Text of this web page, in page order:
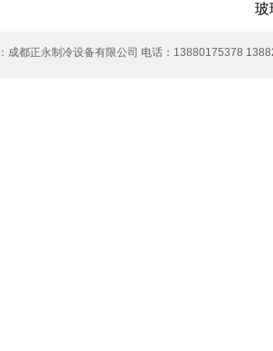
玻
成都正永制冷设备有限公司 电话：13880175378